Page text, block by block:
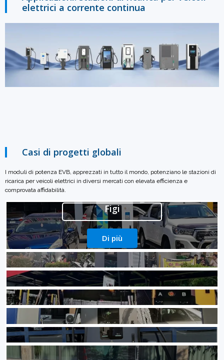
elettrici a corrente continua
Casi di progetti globali
I moduli di potenza EVB, apprezzati in tutto il mondo, potenziano le stazioni di
ricarica per veicoli elettrici in diversi mercati con elevata efficienza e
comprovata affidabilità.
Figi
Di più